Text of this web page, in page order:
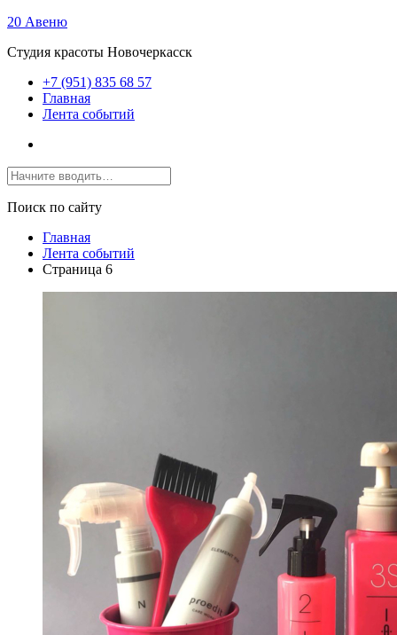
20 Авеню
Студия красоты Новочеркасск
+7 (951) 835 68 57
Главная
Лента событий
Поиск по сайту
Главная
Лента событий
Страница 6